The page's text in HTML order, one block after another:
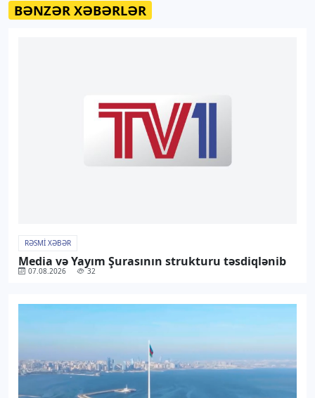
BƏNZƏR XƏBƏRLƏR
RƏSMI XƏBƏR
Media və Yayım Şurasının strukturu təsdiqlənib
07.08.2026 32